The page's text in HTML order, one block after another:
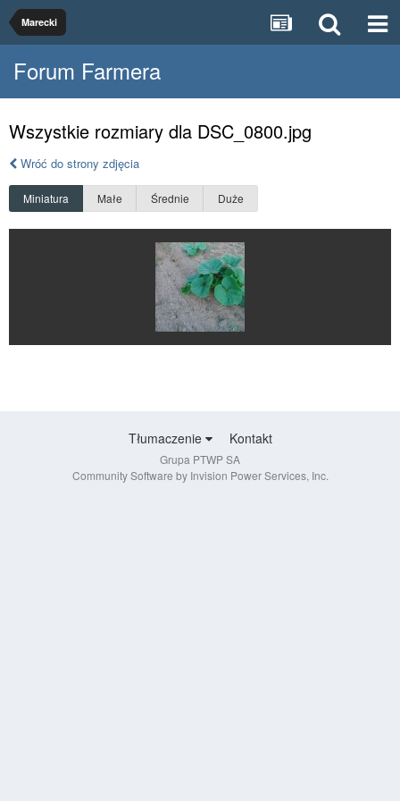
Marecki
Forum Farmera
Wszystkie rozmiary dla DSC_0800.jpg
Wróć do strony zdjęcia
Miniatura Małe Średnie Duże
Tłumaczenie Kontakt
Grupa PTWP SA
Community Software by Invision Power Services, Inc.